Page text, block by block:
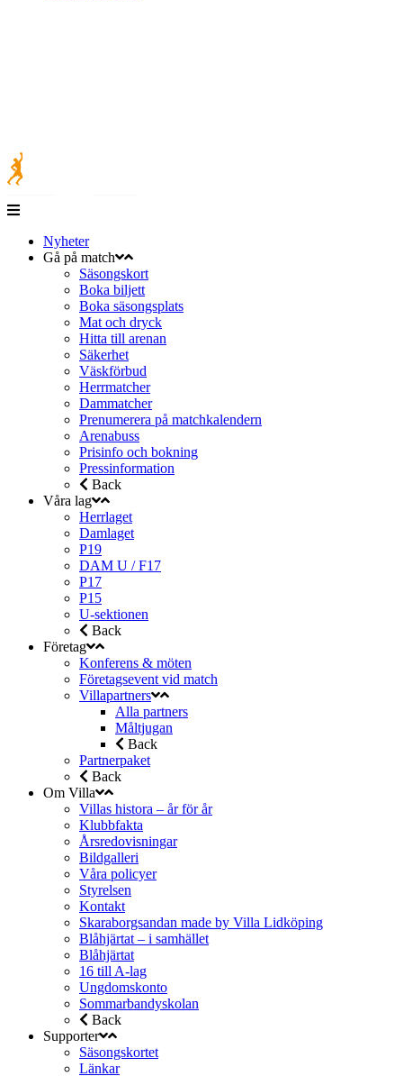
Nyheter
Gå på match
Säsongskort
Boka biljett
Boka säsongsplats
Mat och dryck
Hitta till arenan
Säkerhet
Väskförbud
Herrmatcher
Dammatcher
Prenumerera på matchkalendern
Arenabuss
Prisinfo och bokning
Pressinformation
Back
Våra lag
Herrlaget
Damlaget
P19
DAM U / F17
P17
P15
U-sektionen
Back
Företag
Konferens & möten
Företagsevent vid match
Villapartners
Alla partners
Måltjugan
Back
Partnerpaket
Back
Om Villa
Villas histora – år för år
Klubbfakta
Årsredovisningar
Bildgalleri
Våra policyer
Styrelsen
Kontakt
Skaraborgsandan made by Villa Lidköping
Blåhjärtat – i samhället
Blåhjärtat
16 till A-lag
Ungdomskonto
Sommarbandyskolan
Back
Supporter
Säsongskortet
Länkar